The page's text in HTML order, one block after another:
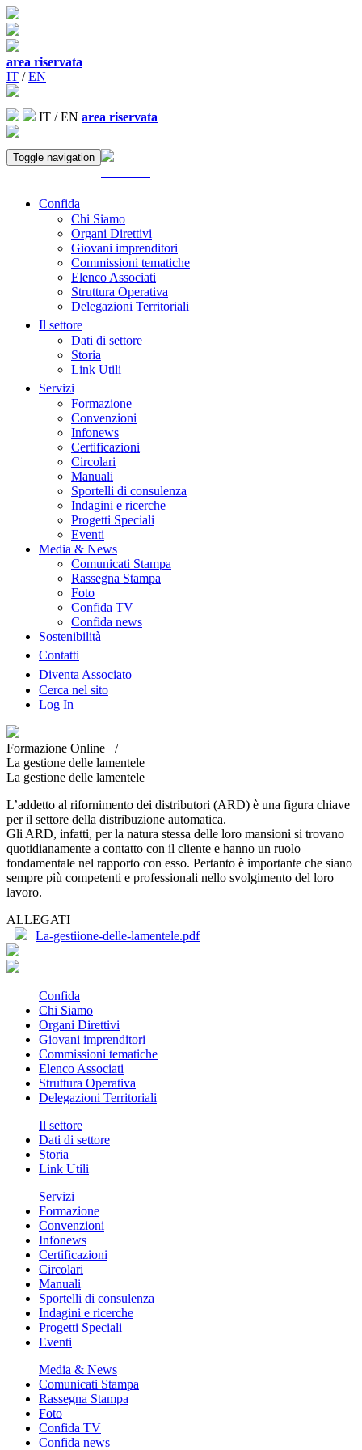
area riservata
IT /EN
IT /EN area riservata
Toggle navigation
Confida
Chi Siamo
Organi Direttivi
Giovani imprenditori
Commissioni tematiche
Elenco Associati
Struttura Operativa
Delegazioni Territoriali
Il settore
Dati di settore
Storia
Link Utili
Servizi
Formazione
Convenzioni
Infonews
Certificazioni
Circolari
Manuali
Sportelli di consulenza
Indagini e ricerche
Progetti Speciali
Eventi
Media & News
Comunicati Stampa
Rassegna Stampa
Foto
Confida TV
Confida news
Sostenibilità
Contatti
Diventa Associato
Cerca nel sito
Log In
Formazione Online /
La gestione delle lamentele
La gestione delle lamentele
L’addetto al rifornimento dei distributori (ARD) è una figura chiave
per il settore della distribuzione automatica.
Gli ARD, infatti, per la natura stessa delle loro mansioni si trovano
quotidianamente a contatto con il cliente e hanno un ruolo
fondamentale nel rapporto con esso. Pertanto è importante che siano
sempre più competenti e professionali nello svolgimento del loro
lavoro.
ALLEGATI
La-gestiione-delle-lamentele.pdf
Confida
Chi Siamo
Organi Direttivi
Giovani imprenditori
Commissioni tematiche
Elenco Associati
Struttura Operativa
Delegazioni Territoriali
Il settore
Dati di settore
Storia
Link Utili
Servizi
Formazione
Convenzioni
Infonews
Certificazioni
Circolari
Manuali
Sportelli di consulenza
Indagini e ricerche
Progetti Speciali
Eventi
Media & News
Comunicati Stampa
Rassegna Stampa
Foto
Confida TV
Confida news